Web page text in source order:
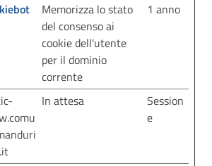
Memorizza lo stato
del consenso ai
cookie dell'utente
per il dominio
corrente
1 anno
In attesa
Session
e